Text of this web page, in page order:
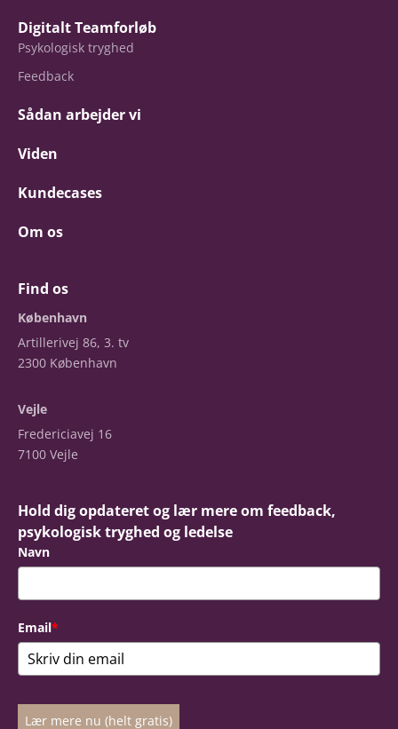
Digitalt Teamforløb
Psykologisk tryghed
Feedback
Sådan arbejder vi
Viden
Kundecases
Om os
Find os
København
Artillerivej 86, 3. tv
2300 København
Vejle
Fredericiavej 16
7100 Vejle
Hold dig opdateret og lær mere om feedback,
psykologisk tryghed og ledelse
Navn
Email*
Lær mere nu (helt gratis)